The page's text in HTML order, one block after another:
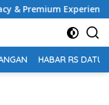
Experience
HABAR RS DATU